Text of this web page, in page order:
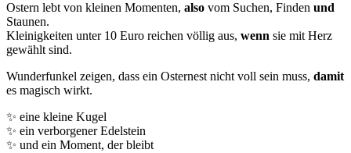
Ostern lebt von kleinen Momenten, also vom Suchen, Finden und
Staunen.
Kleinigkeiten unter 10 Euro reichen völlig aus, wenn sie mit Herz
gewählt sind.
Wunderfunkel zeigen, dass ein Osternest nicht voll sein muss, damit
es magisch wirkt.
✨ eine kleine Kugel
✨ ein verborgener Edelstein
✨ und ein Moment, der bleibt